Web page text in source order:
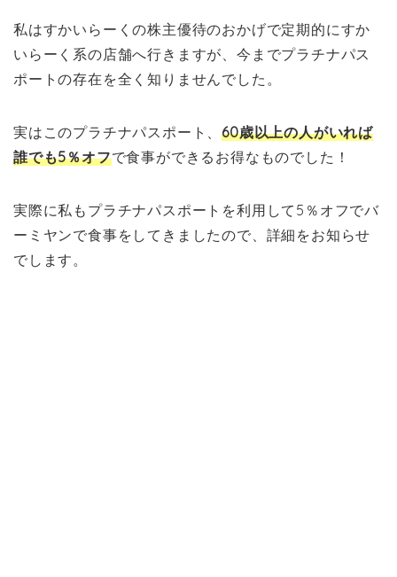
私はすかいらーくの株主優待のおかげで定期的にすか
いらーく系の店舗へ行きますが、今までプラチナパス
ポートの存在を全く知りませんでした。
実はこのプラチナパスポート、60歳以上の人がいれば
誰でも5％オフで食事ができるお得なものでした！
実際に私もプラチナパスポートを利用して5％オフでバ
ーミヤンで食事をしてきましたので、詳細をお知らせ
でします。